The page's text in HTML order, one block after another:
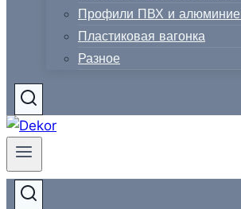
Профили ПВХ и
Пластиковая вагонка
Разное